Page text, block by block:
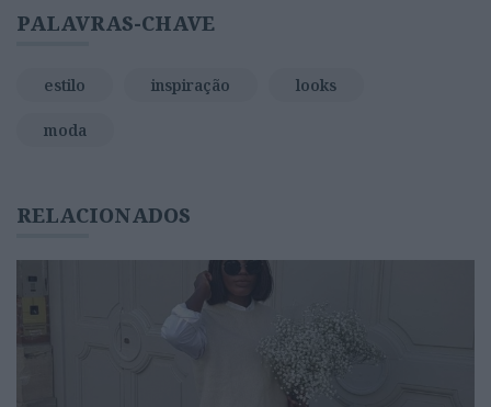
PALAVRAS-CHAVE
estilo inspiração looks
moda
RELACIONADOS